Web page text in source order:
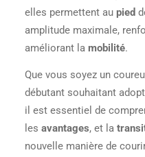
elles permettent aupied
amplitude maximale,
améliorant lamobilité.
Que vous soyez un
débutant souhaitant
il est essentiel de
lesavantages, et la
nouvelle manière de